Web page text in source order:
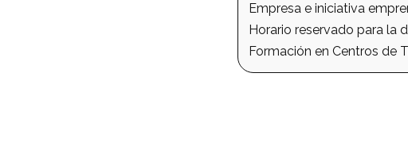
Empresa e iniciativa
Horario reservado para la
Formación en Centros de